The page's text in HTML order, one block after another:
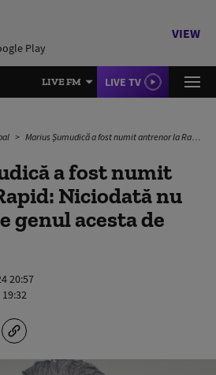
Play
VIEW
LIVE FM LIVE TV
Marius Șumudică a fost numit antrenor la Rapid: Niciodată nu m-am ferit de genul acesta de aventuri
a fost numit
Niciodată nu
genul acesta de
20:57